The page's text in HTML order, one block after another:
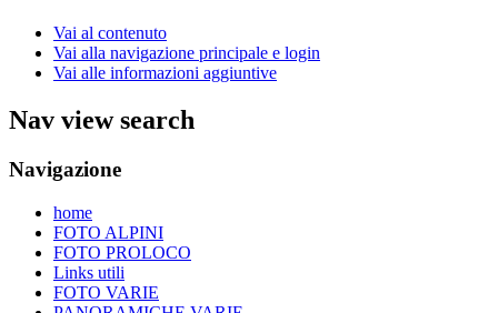
Vai al contenuto
Vai alla navigazione principale e login
Vai alle informazioni aggiuntive
Nav view search
Navigazione
home
FOTO ALPINI
FOTO PROLOCO
Links utili
FOTO VARIE